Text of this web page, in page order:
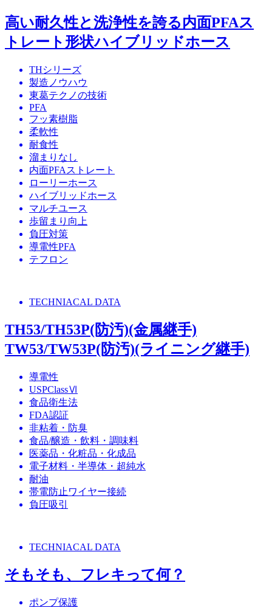
高い耐久性と洗浄性を誇る内面PFAス
トレート形状ハイブリッドホース
THシリーズ
製造ノウハウ
東葛テクノの技術
PFA
フッ素樹脂
柔軟性
耐食性
溜まりなし
内面PFAストレート
ローリーホース
ハイブリッドホース
マルチユース
歩留まり向上
負圧対策
導電性PFA
テフロン
TECHNIACAL DATA
TH53/TH53P(防汚)(金属継手)
TW53/TW53P(防汚)(ライニング継手)
導電性
USPClassⅥ
食品衛生法
FDA認証
非粘着・防臭
食品/醸造・飲料・調味料
医薬品・化粧品・化成品
電子材料・半導体・超純水
耐油
帯電防止ワイヤー接続
負圧吸引
TECHNIACAL DATA
そもそも、フレキって何？
ポンプ保護